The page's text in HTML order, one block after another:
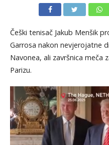
Češki tenisač Jakub Menšik
Garrosa nakon nevjerojatne
Navonea, ali završnica meča
Parizu.